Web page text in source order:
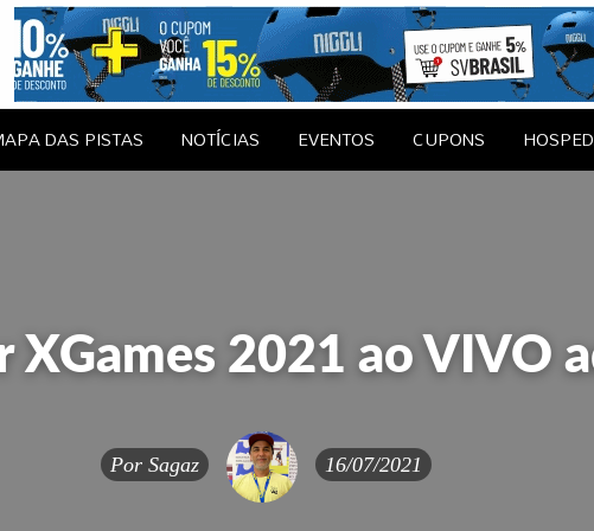
CONTATO
Brasil
DAS PISTAS NOTÍCIAS EVENTOS CUPONS
XGames 2021 ao VIVO
Por Sagaz 16/07/2021